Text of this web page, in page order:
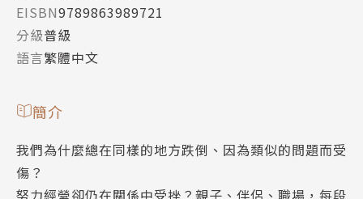
EISBN9789863989721
分級普級
語言繁體中文
簡介
我們為什麼總在同樣的地方跌倒、因為類似的問題而受
傷？
努力經營卻仍在關係中受挫？親子、伴侶、職場，每段